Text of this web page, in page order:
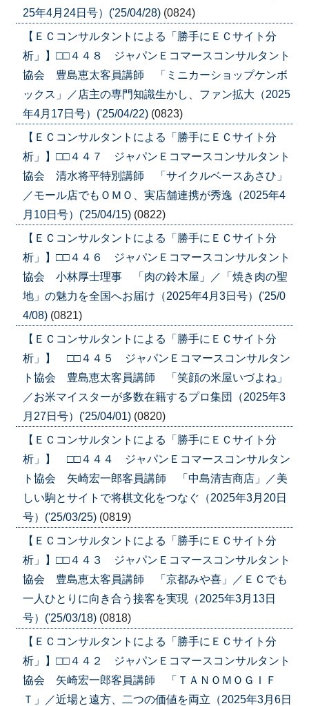
25年4月24日号）('25/04/28) (0824)
【ＥＣコンサルタントによる「勝手にＥＣサイト分
析」】□□４４８ ジャパンＥコマースコンサルタント
協会 豊島恵太客員講師 「ミニカーショップケンボ
ックス」／店主の専門知識生かし、ファン拡大（2025
年4月17日号）('25/04/22) (0823)
【ＥＣコンサルタントによる「勝手にＥＣサイト分
析」】□□４４７ ジャパンＥコマースコンサルタント
協会 清水将平特別講師 「サイクルベースあさひ」
／モール店でもＯＭＯ、実店舗連携が秀逸（2025年4
月10日号）('25/04/15) (0822)
【ＥＣコンサルタントによる「勝手にＥＣサイト分
析」】□□４４６ ジャパンＥコマースコンサルタント
協会 小林厚士理事 「肉の鈴木屋」／「焼き肉の聖
地」の魅力を全国へお届け（2025年4月3日号）('25/0
4/08) (0821)
【ＥＣコンサルタントによる「勝手にＥＣサイト分
析」】 □□４４５ ジャパンＥコマースコンサルタン
ト協会 豊島恵太客員講師 「笑顔の米屋いづよね」
／お米マイスターが多数在籍するプロ集団（2025年3
月27日号）('25/04/01) (0820)
【ＥＣコンサルタントによる「勝手にＥＣサイト分
析」】 □□４４４ ジャパンＥコマースコンサルタン
ト協会 矢崎宏一郎客員講師 「中島清吉商店」／美
しい駒とサイトで将棋文化をつなぐ（2025年3月20日
号）('25/03/25) (0819)
【ＥＣコンサルタントによる「勝手にＥＣサイト分
析」】□□４４３ ジャパンＥコマースコンサルタント
協会 豊島恵太客員講師 「京都みや喜」／ＥＣでも
一人ひとりに向き合う接客を実現（2025年3月13日
号）('25/03/18) (0818)
【ＥＣコンサルタントによる「勝手にＥＣサイト分
析」】□□４４２ ジャパンＥコマースコンサルタント
協会 矢崎宏一郎客員講師 「ＴＡＮＯＭＯＧＩＦ
Ｔ」／近場と遠方、二つの価値を両立（2025年3月6日